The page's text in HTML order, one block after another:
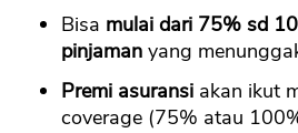
Bisa mulai dari 75% sd
pinjaman yang
Premi asuransi akan ikut
coverage (75% atau